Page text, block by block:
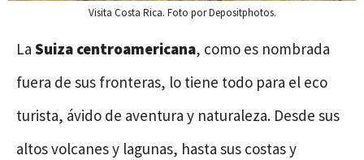
Visita Costa Rica. Foto por Depositphotos.
La Suiza centroamericana, como es nombrada
fuera de sus fronteras, lo tiene todo para el eco
turista, ávido de aventura y naturaleza. Desde sus
altos volcanes y lagunas, hasta sus costas y